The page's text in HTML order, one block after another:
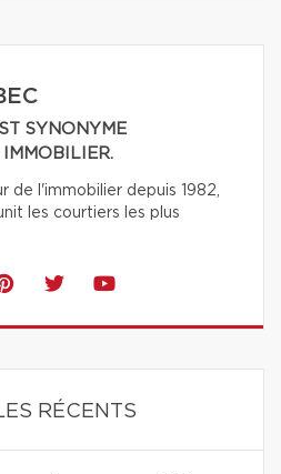
SYNONYME
de l'immobilier depuis 1982,
les courtiers les plus
RÉCENTS